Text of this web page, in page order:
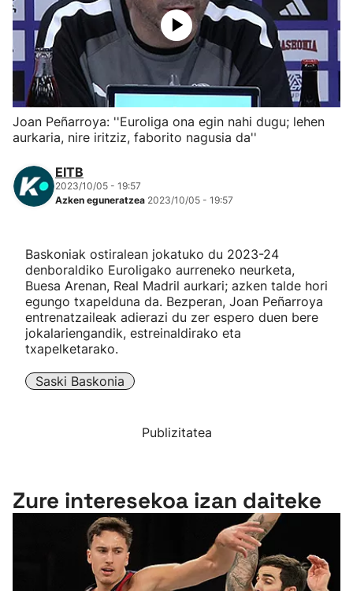
Herri-kirolak
Eskubaloia
Kirolak 360
Mendi-lasterketak
"Helmuga"
Joan Peñarroya: ''Euroliga ona egin nahi dugu; lehen
aurkaria, nire iritziz, faborito nagusia da''
EITB
2023/10/05 - 19:57
Azken eguneratzea 2023/10/05 - 19:57
Baskoniak ostiralean jokatuko du 2023-24
denboraldiko Euroligako aurreneko neurketa,
Buesa Arenan, Real Madril aurkari; azken talde hori
egungo txapelduna da. Bezperan, Joan Peñarroya
entrenatzaileak adierazi du zer espero duen bere
jokalariengandik, estreinaldirako eta
txapelketarako.
Saski Baskonia
Publizitatea
Zure interesekoa izan daiteke